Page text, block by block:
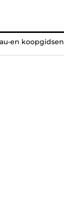
en koopgidsen